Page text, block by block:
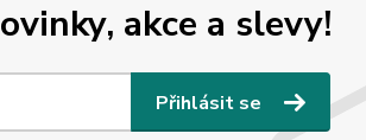
akce a slevy!
Přihlásit se